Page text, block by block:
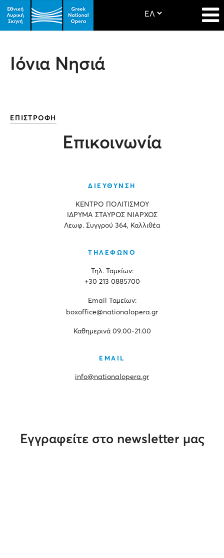
Ιόνια Νησιά
ΕΠΙΣΤΡΟΦΗ
Επικοινωνία
ΔΙΕΥΘΥΝΣΗ
ΚΕΝΤΡΟ ΠΟΛΙΤΙΣΜΟΥ
ΙΔΡΥΜΑ ΣΤΑΥΡΟΣ ΝΙΑΡΧΟΣ
Λεωφ. Συγγρού 364, Καλλιθέα
ΤΗΛΕΦΩΝΟ
Τηλ. Ταμείων:
+30 213 0885700
Εmail Ταμείων:
boxoffice@nationalopera.gr
Καθημερινά 09.00-21.00
EMAIL
info@nationalopera.gr
Εγγραφείτε στο newsletter μας